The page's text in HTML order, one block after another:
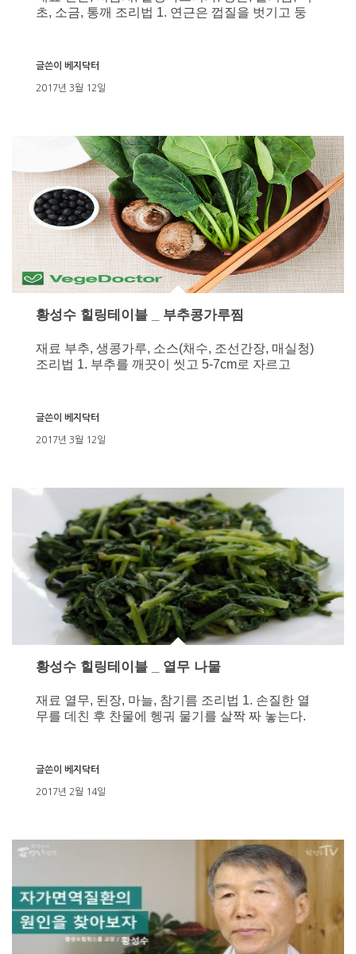
초, 소금, 통깨 조리법 1. 연근은 껍질을 벗기고 둥
2017년 3월 12일
글쓴이 베지닥터
황성수 힐링테이블 _ 부추콩가루찜
재료 부추, 생콩가루, 소스(채수, 조선간장, 매실청)
조리법 1. 부추를 깨끗이 씻고 5-7cm로 자르고
2017년 3월 12일
글쓴이 베지닥터
황성수 힐링테이블 _ 열무 나물
재료 열무, 된장, 마늘, 참기름 조리법 1. 손질한 열
무를 데친 후 찬물에 헹궈 물기를 살짝 짜 놓는다.
2017년 2월 14일
글쓴이 베지닥터